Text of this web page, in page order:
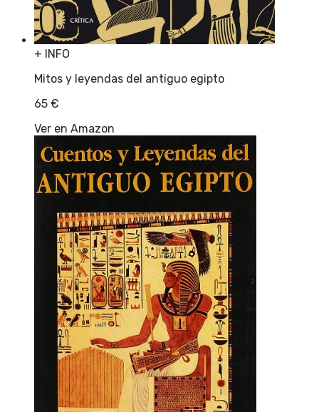
+ INFO
Mitos y leyendas del antiguo egipto
65 €
Ver en Amazon